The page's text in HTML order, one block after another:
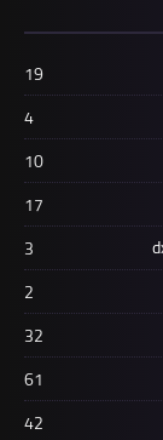
19
4
10
17
3
2
32
61
42